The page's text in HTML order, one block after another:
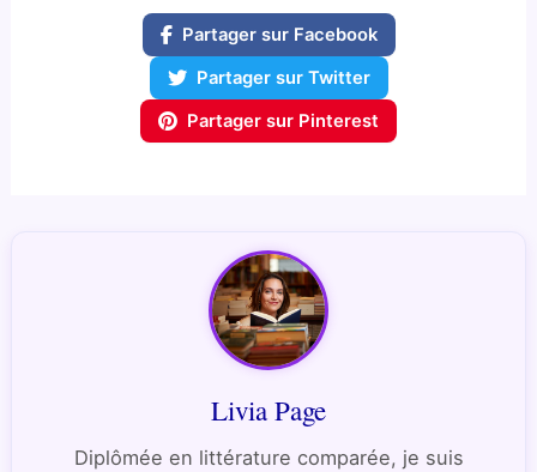
Partager sur Facebook
Partager sur Twitter
Partager sur Pinterest
Livia Page
Diplômée en littérature comparée, je suis